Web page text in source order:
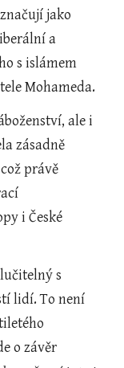
jako
a
s islámem
Mohameda.
ale i
zásadně
právě
i České
s
lidí. To není
o závěr